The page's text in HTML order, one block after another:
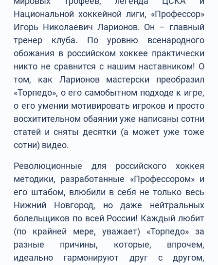
Национальной хоккейной лиги, «Профессор»
Игорь Николаевич Ларионов. Он – главный
тренер клуба. По уровню всенародного
обожания в российском хоккее практически
никто не сравнится с нашим наставником! О
том, как Ларионов мастерски преобразил
«Торпедо», о его самобытном подходе к игре,
о его умении мотивировать игроков и просто
восхитительном обаянии уже написаны сотни
статей и сняты десятки (а может уже тоже
сотни) видео.
Революционные для российского хоккея
методики, разработанные «Профессором» и
его штабом, влюбили в себя не только весь
Нижний Новгород, но даже нейтральных
болельщиков по всей России! Каждый любит
(по крайней мере, уважает) «Торпедо» за
разные причины, которые, впрочем,
идеально гармонируют друг с другом,